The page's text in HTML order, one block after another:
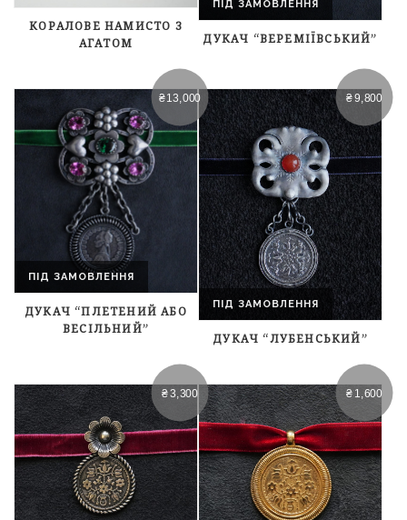
КОРАЛОВЕ НАМИСТО З
АГАТОМ
ПІД ЗАМОВЛЕННЯ
ДУКАЧ “ВЕРЕМІЇВСЬКИЙ”
₴13,000
ПІД ЗАМОВЛЕННЯ
ДУКАЧ “ПЛЕТЕНИЙ АБО
ВЕСІЛЬНИЙ”
₴9,800
ПІД ЗАМОВЛЕННЯ
ДУКАЧ “ЛУБЕНСЬКИЙ”
₴3,300 ₴ 1,600